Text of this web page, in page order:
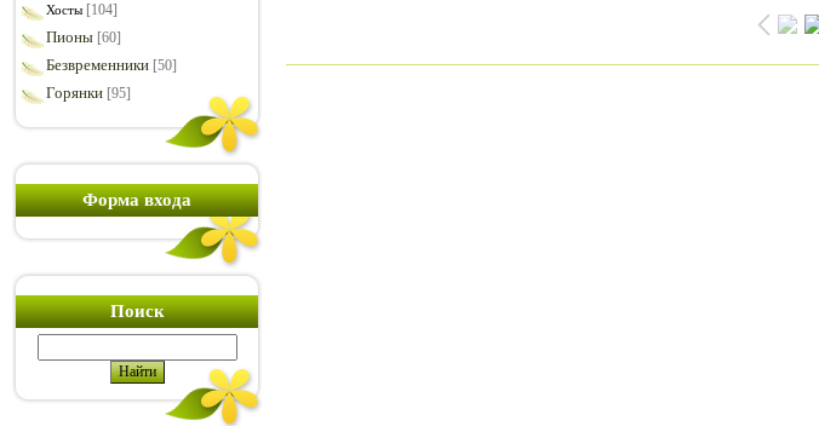
Хосты [104]
Пионы [60]
Безвременники [50]
Горянки [95]
Форма входа
Поиск